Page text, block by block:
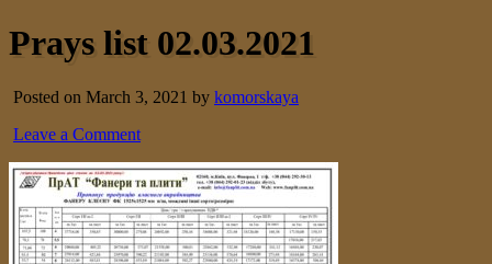
Prays list 02.03.2021
Posted on March 3, 2021 by komorskaya
Leave a Comment